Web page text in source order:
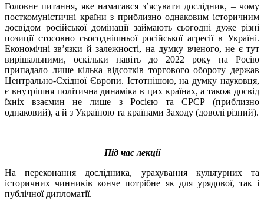
Головне питання, яке намагався з’ясувати дослідник, – чому
посткомуністичні країни з приблизно однаковим історичним
досвідом російської домінації займають сьогодні дуже різні
позиції стосовно сьогоднішньої російської агресії в Україні.
Економічні зв’язки й залежності, на думку вченого, не є тут
вирішальними, оскільки навіть до 2022 року на Росію
припадало лише кілька відсотків торгового обороту держав
Центрально-Східної Європи. Істотнішою, на думку науковця,
є внутрішня політична динаміка в цих країнах, а також досвід
їхніх взаємин не лише з Росією та СРСР (приблизно
однаковий), а й з Україною та країнами Заходу (доволі різний).
Під час лекції
На переконання дослідника, урахування культурних та
історичних чинників конче потрібне як для урядової, так і
публічної дипломатії.